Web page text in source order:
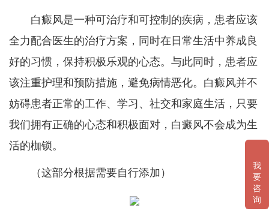
白癜风是一种可治疗和可控制的疾病，患者应该
全力配合医生的治疗方案，同时在日常生活中养成良
好的习惯，保持积极乐观的心态。与此同时，患者应
该注重护理和预防措施，避免病情恶化。白癜风并不
妨碍患者正常的工作、学习、社交和家庭生活，只要
我们拥有正确的心态和积极面对，白癜风不会成为生
活的枷锁。
（这部分根据需要自行添加）
我
要
咨
询